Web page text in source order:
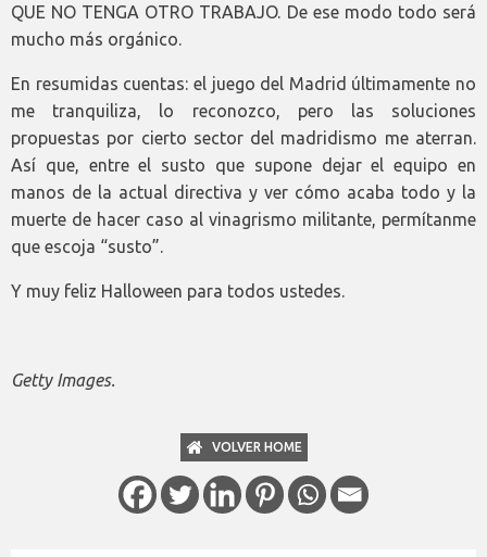
QUE NO TENGA OTRO TRABAJO. De ese modo todo será
mucho más orgánico.
En resumidas cuentas: el juego del Madrid últimamente no
me tranquiliza, lo reconozco, pero las soluciones
propuestas por cierto sector del madridismo me aterran.
Así que, entre el susto que supone dejar el equipo en
manos de la actual directiva y ver cómo acaba todo y la
muerte de hacer caso al vinagrismo militante, permítanme
que escoja “susto”.
Y muy feliz Halloween para todos ustedes.
Getty Images.
VOLVER HOME